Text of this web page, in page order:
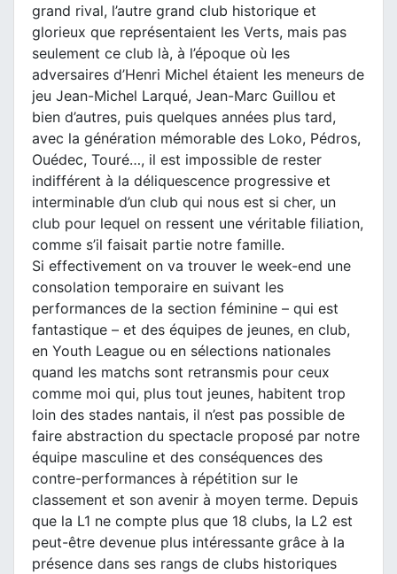
grand rival, l’autre grand club historique et
glorieux que représentaient les Verts, mais pas
seulement ce club là, à l’époque où les
adversaires d’Henri Michel étaient les meneurs de
jeu Jean-Michel Larqué, Jean-Marc Guillou et
bien d’autres, puis quelques années plus tard,
avec la génération mémorable des Loko, Pédros,
Ouédec, Touré…, il est impossible de rester
indifférent à la déliquescence progressive et
interminable d’un club qui nous est si cher, un
club pour lequel on ressent une véritable filiation,
comme s’il faisait partie notre famille.
Si effectivement on va trouver le week-end une
consolation temporaire en suivant les
performances de la section féminine – qui est
fantastique – et des équipes de jeunes, en club,
en Youth League ou en sélections nationales
quand les matchs sont retransmis pour ceux
comme moi qui, plus tout jeunes, habitent trop
loin des stades nantais, il n’est pas possible de
faire abstraction du spectacle proposé par notre
équipe masculine et des conséquences des
contre-performances à répétition sur le
classement et son avenir à moyen terme. Depuis
que la L1 ne compte plus que 18 clubs, la L2 est
peut-être devenue plus intéressante grâce à la
présence dans ses rangs de clubs historiques